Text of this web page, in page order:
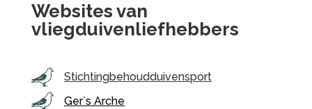
Websites van
vliegduivenliefhebbers
Stichtingbehoudduivensport
Ger`s Arche